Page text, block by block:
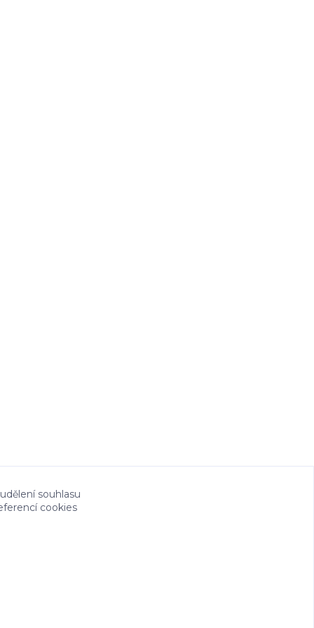
souhlasu
cookies